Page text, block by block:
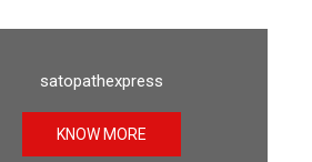
satopathexpress
KNOW MORE